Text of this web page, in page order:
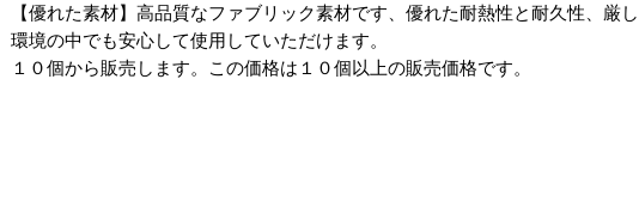
【優れた素材】高品質なファブリック素材です、優れた耐熱性と耐久性、厳し
環境の中でも安心して使用していただけます。
１０個から販売します。この価格は１０個以上の販売価格です。